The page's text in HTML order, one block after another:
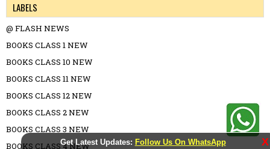
Get Latest Updates: Follow Us On WhatsApp X
LABELS
@ FLASH NEWS
BOOKS CLASS 1 NEW
BOOKS CLASS 10 NEW
BOOKS CLASS 11 NEW
BOOKS CLASS 12 NEW
BOOKS CLASS 2 NEW
BOOKS CLASS 3 NEW
BOOKS CLASS 4 NEW